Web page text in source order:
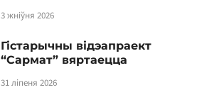
3 жніўня 2026
Гістарычны відэапраект
“Сармат” вяртаецца
31 ліпеня 2026